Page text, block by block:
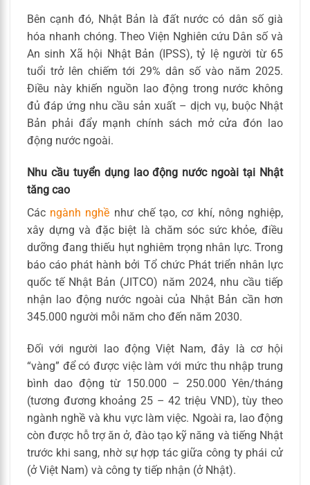
Bên cạnh đó, Nhật Bản là đất nước có dân số già
hóa nhanh chóng. Theo Viện Nghiên cứu Dân số và
An sinh Xã hội Nhật Bản (IPSS), tỷ lệ người từ 65
tuổi trở lên chiếm tới 29% dân số vào năm 2025.
Điều này khiến nguồn lao động trong nước không
đủ đáp ứng nhu cầu sản xuất – dịch vụ, buộc Nhật
Bản phải đẩy mạnh chính sách mở cửa đón lao
động nước ngoài.
Nhu cầu tuyển dụng lao động nước ngoài tại Nhật
tăng cao
Các ngành nghề như chế tạo, cơ khí, nông nghiệp,
xây dựng và đặc biệt là chăm sóc sức khỏe, điều
dưỡng đang thiếu hụt nghiêm trọng nhân lực. Trong
báo cáo phát hành bởi Tổ chức Phát triển nhân lực
quốc tế Nhật Bản (JITCO) năm 2024, nhu cầu tiếp
nhận lao động nước ngoài của Nhật Bản cần hơn
345.000 người mỗi năm cho đến năm 2030.
Đối với người lao động Việt Nam, đây là cơ hội
“vàng” để có được việc làm với mức thu nhập trung
bình dao động từ 150.000 – 250.000 Yên/tháng
(tương đương khoảng 25 – 42 triệu VND), tùy theo
ngành nghề và khu vực làm việc. Ngoài ra, lao động
còn được hỗ trợ ăn ở, đào tạo kỹ năng và tiếng Nhật
trước khi sang, nhờ sự hợp tác giữa công ty phái cử
(ở Việt Nam) và công ty tiếp nhận (ở Nhật).